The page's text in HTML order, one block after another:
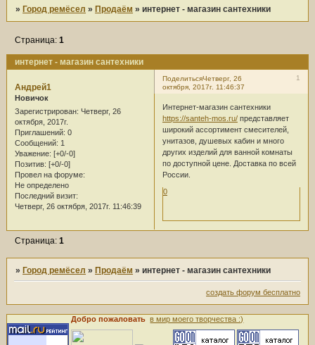
»Город ремёсел »Продаём »интернет - магазин сантехники
интернет - магазин сантехники
Страница:1
Поделиться 1
Четверг, 26
октября, 2017г. 11:46:37
Андрей1
Новичок
Зарегистрирован: Четверг, 26
октября, 2017г.
Приглашений: 0
Сообщений: 1
Уважение: [+0/-0]
Позитив: [+0/-0]
Провел на форуме:
Не определено
Последний визит:
Четверг, 26 октября, 2017г. 11:46:39
Интернет-магазин сантехники
https://santeh-mos.ru/представляет
широкий ассортимент смесителей,
унитазов, душевых кабин и много
других изделий для ванной комнаты
по доступной цене. Доставка по всей
России.
0
Страница:1
»Город ремёсел »Продаём »интернет - магазин сантехники
создать форум бесплатно
Добро пожаловатьв мир моего творчества :)